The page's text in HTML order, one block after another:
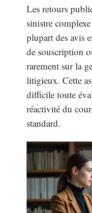
Les retours
sinistre
plupart des avis
de souscription
rarement sur la
litigieux. Cette
difficile toute
réactivité du
standard.